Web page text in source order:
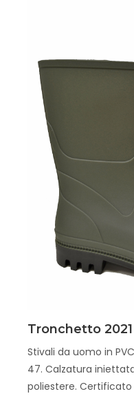
Scopri
Tronchetto 2021
Stivali da uomo in
47. Calzatura
poliestere. Certificato